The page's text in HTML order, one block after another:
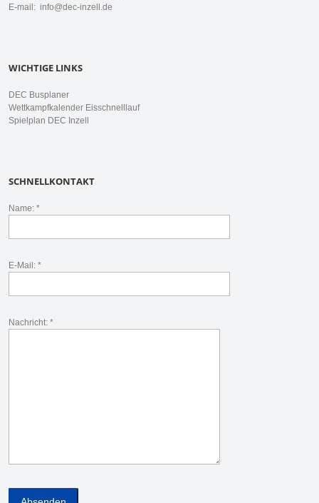
E-mail: info@dec-inzell.de
WICHTIGE LINKS
DEC Busplaner
Wettkampfkalender Eisschnelllauf
Spielplan DEC Inzell
SCHNELLKONTAKT
Name: *
E-Mail: *
Nachricht: *